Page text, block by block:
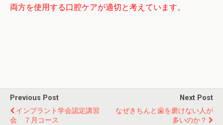
両方を使用する口腔ケアが適切と考えています。
Previous Post
インプラント学会認定講習
会 ７月コース
Next Post
なぜきちんと歯を磨けない人が
多いのか？